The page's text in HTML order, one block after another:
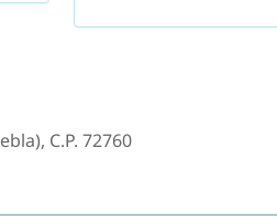
C.P. 72760